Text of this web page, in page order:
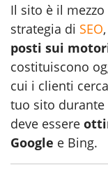
Il sito è il
strategia di SEO
posti sui
costituiscono
cui i clienti
tuo sito durante
deve essere
Google e Bing.